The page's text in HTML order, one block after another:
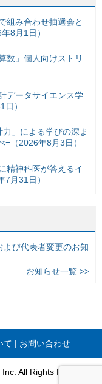
組み合わせ抽選会と
8月1日）
数」個人向けストリ
データサイエンス学
）
」による学びの深ま
=（2026年8月3日）
精神科医が答えるイ
月31日）
び代表者変更のお知
お知らせ一覧 >>
て お問い合わせ
All Rights Reserved.